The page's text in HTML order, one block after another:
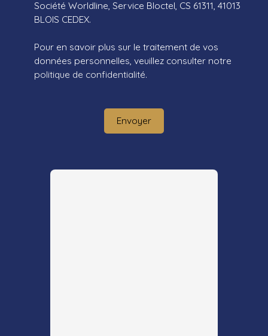
Société Worldline, Service Bloctel, CS 61311, 41013
BLOIS CEDEX.
Pour en savoir plus sur le traitement de vos
données personnelles, veuillez consulter notre
politique de confidentialité.
Envoyer